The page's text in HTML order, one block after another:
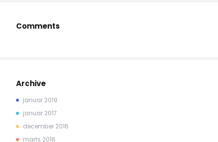
Comments
Archive
januar 2019
januar 2017
december 2016
marts 2016